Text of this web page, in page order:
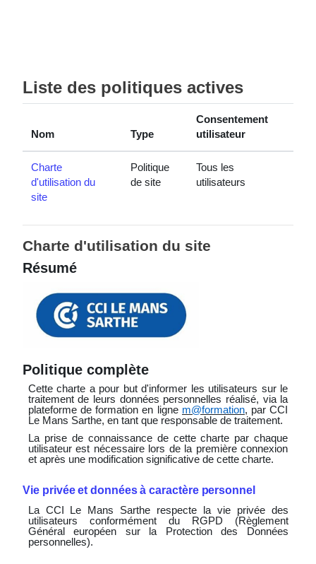
Liste des politiques actives
Nom Type
Consentement
utilisateur
Charte
d'utilisation du
site
Politique
de site
Tous les
utilisateurs
Charte d'utilisation du site
Résumé
Politique complète
Cette charte a pour but d'informer les utilisateurs sur le
traitement de leurs données personnelles réalisé, via la
plateforme de formation en ligne m@formation, par CCI
Le Mans Sarthe, en tant que responsable de traitement.
La prise de connaissance de cette charte par chaque
utilisateur est nécessaire lors de la première connexion
et après une modification significative de cette charte.
Vie privée et données à caractère personnel
La CCI Le Mans Sarthe respecte la vie privée des
utilisateurs conformément du RGPD (Règlement
Général européen sur la Protection des Données
personnelles).